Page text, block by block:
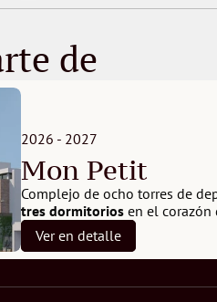
de
2026 - 2027
Mon Petit
Complejo de ocho torres de
tres dormitorios en el corazón
Ver en detalle